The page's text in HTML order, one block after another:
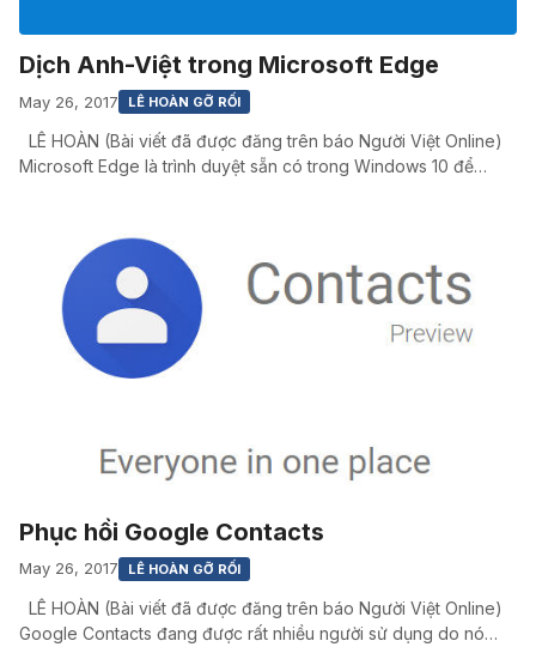
Dịch Anh-Việt trong Microsoft Edge
May 26, 2017 LÊ HOÀN GỠ RỐI
LÊ HOÀN (Bài viết đã được đăng trên báo Người Việt Online)
Microsoft Edge là trình duyệt sẵn có trong Windows 10 để…
Phục hồi Google Contacts
May 26, 2017 LÊ HOÀN GỠ RỐI
LÊ HOÀN (Bài viết đã được đăng trên báo Người Việt Online)
Google Contacts đang được rất nhiều người sử dụng do nó…